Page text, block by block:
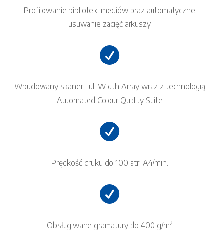
Profilowanie biblioteki mediów oraz automatyczne
usuwanie zacięć arkuszy

Wbudowany skaner Full Width Array wraz z technologią
Automated Colour Quality Suite

Prędkość druku do 100 str. A4/min.

Obsługiwane gramatury do 400 g/m2